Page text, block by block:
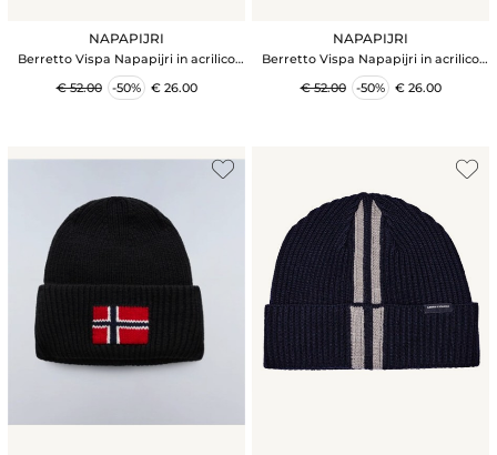
NAPAPIJRI
Berretto Vispa Napapijri in acrilico
blu con logo
€ 52.00
-50% € 26.00
NAPAPIJRI
Berretto Vispa Napapijri in acrilico
verde con logo
€ 52.00
-50% € 26.00